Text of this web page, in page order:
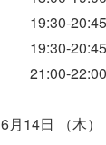
19:30-20:45
19:30-20:45
21:00-22:00
6月14日 （木）